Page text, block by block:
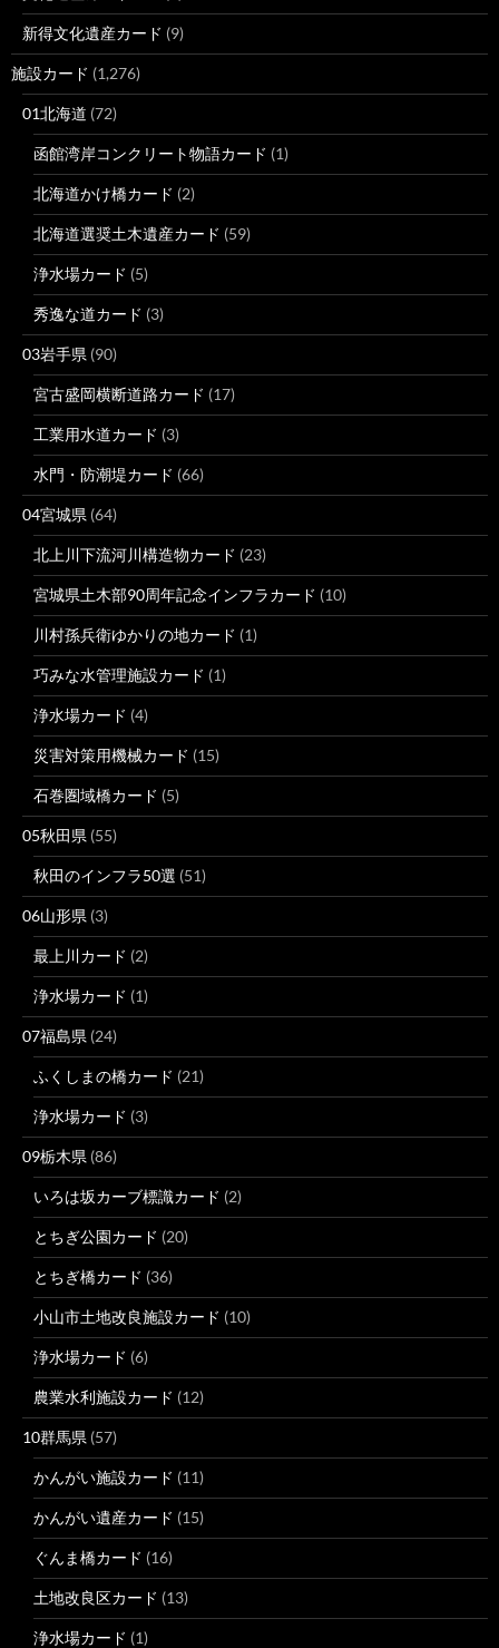
新得文化遺産カード (9)
施設カード (1,276)
01北海道 (72)
函館湾岸コンクリート物語カード (1)
北海道かけ橋カード (2)
北海道選奨土木遺産カード (59)
浄水場カード (5)
秀逸な道カード (3)
03岩手県 (90)
宮古盛岡横断道路カード (17)
工業用水道カード (3)
水門・防潮堤カード (66)
04宮城県 (64)
北上川下流河川構造物カード (23)
宮城県土木部90周年記念インフラカード (10)
川村孫兵衛ゆかりの地カード (1)
巧みな水管理施設カード (1)
浄水場カード (4)
災害対策用機械カード (15)
石巻圏域橋カード (5)
05秋田県 (55)
秋田のインフラ50選 (51)
06山形県 (3)
最上川カード (2)
浄水場カード (1)
07福島県 (24)
ふくしまの橋カード (21)
浄水場カード (3)
09栃木県 (86)
いろは坂カーブ標識カード (2)
とちぎ公園カード (20)
とちぎ橋カード (36)
小山市土地改良施設カード (10)
浄水場カード (6)
農業水利施設カード (12)
10群馬県 (57)
かんがい施設カード (11)
かんがい遺産カード (15)
ぐんま橋カード (16)
土地改良区カード (13)
浄水場カード (1)